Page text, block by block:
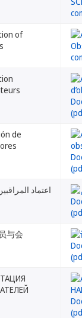
of
de
اعتماد
与会